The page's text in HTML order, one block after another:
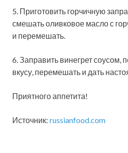
5. Приготовить горчичную
смешать оливковое масло с
и перемешать.
6. Заправить винегрет соусом,
вкусу, перемешать и дать
Приятного аппетита!
Источник: russianfood.com